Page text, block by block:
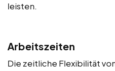
leisten.
Arbeitszeiten
Die zeitliche Flexibilität